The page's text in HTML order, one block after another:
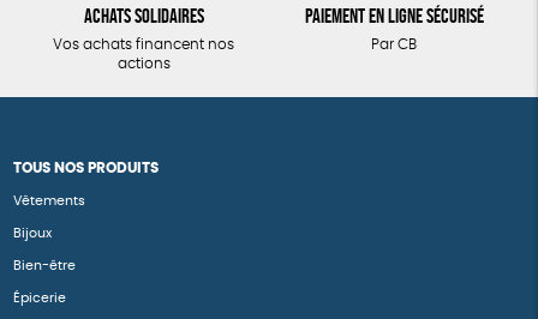
Achats solidaires
Vos achats financent nos
actions
Paiement en ligne sécurisé
Par CB
TOUS NOS PRODUITS
Vêtements
Bijoux
Bien-être
Épicerie